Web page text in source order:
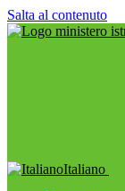
Salta al contenuto
Italiano